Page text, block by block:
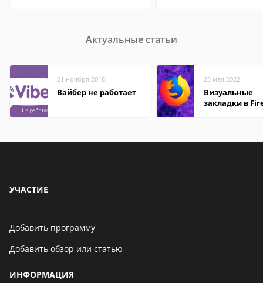
Актуальные статьи
21 ноября 2018
Вайбер не работает
25 мая 2022
Визуальные
закладки в
УЧАСТИЕ
Добавить программу
Добавить обзор или статью
ИНФОРМАЦИЯ